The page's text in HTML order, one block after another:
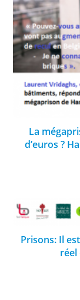
La
d’euros ?
Prisons: Il
réel